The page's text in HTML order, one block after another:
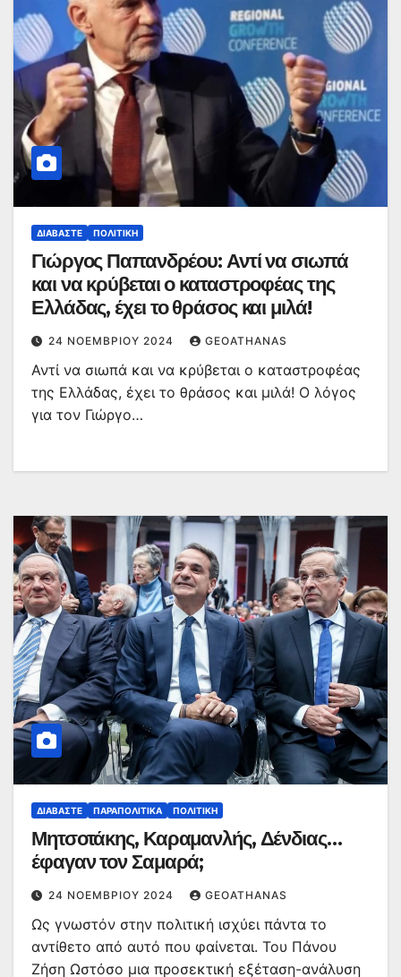
ΔΙΑΒΆΣΤΕ ΠΟΛΙΤΙΚΉ
Γιώργος Παπανδρέου: Αντί να σιωπά
και να κρύβεται ο καταστροφέας της
Ελλάδας, έχει το θράσος και μιλά!
24 ΝΟΕΜΒΡΊΟΥ 2024 GEOATHANAS
Αντί να σιωπά και να κρύβεται ο καταστροφέας
της Ελλάδας, έχει το θράσος και μιλά! O λόγος
για τον Γιώργο…
ΔΙΑΒΆΣΤΕ ΠΑΡΑΠΟΛΙΤΙΚΆ ΠΟΛΙΤΙΚΉ
Μητσοτάκης, Καραμανλής, Δένδιας…
έφαγαν τον Σαμαρά;
24 ΝΟΕΜΒΡΊΟΥ 2024 GEOATHANAS
Ως γνωστόν στην πολιτική ισχύει πάντα το
αντίθετο από αυτό που φαίνεται. Του Πάνου
Ζήση Ωστόσο μια προσεκτική εξέταση-ανάλυση